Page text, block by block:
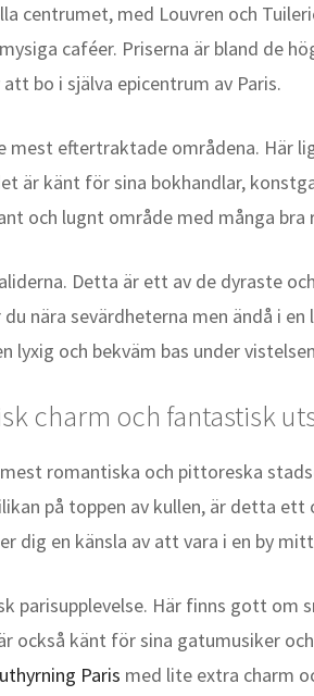
centrumet, med Louvren och
caféer. Priserna är bland de
bo i själva epicentrum av Paris.
mest eftertraktade områdena. Här
är känt för sina bokhandlar,
och lugnt område med många bra
Detta är ett av de dyraste
nära sevärdheterna men ändå i
lyxig och bekväm bas under
charm och fantastisk
romantiska och pittoreska
på toppen av kullen, är detta ett
dig en känsla av att vara i en by
parisupplevelse. Här finns gott om
också känt för sina gatumusiker
Paris med lite extra charm